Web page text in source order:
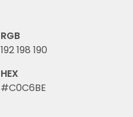
RGB
192 198 190
HEX
#C0C6BE